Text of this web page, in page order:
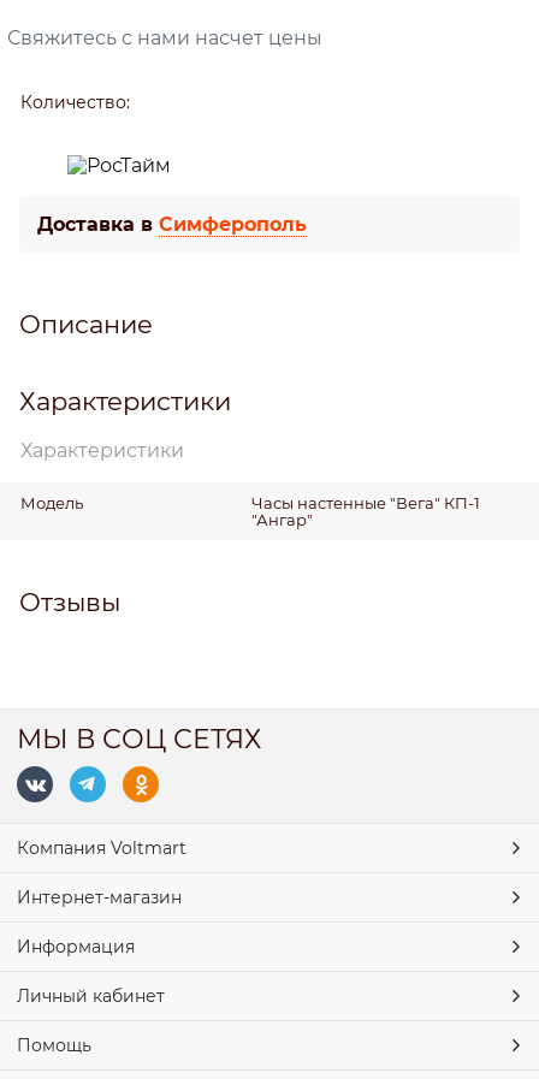
Свяжитесь с нами насчет цены
Количество:
Доставка в Симферополь
Описание
Характеристики
Характеристики
Модель
Часы настенные "Вега" КП-1
"Ангар"
Отзывы
МЫ В СОЦ СЕТЯХ
Компания Voltmart
Интернет-магазин
Информация
Личный кабинет
Помощь